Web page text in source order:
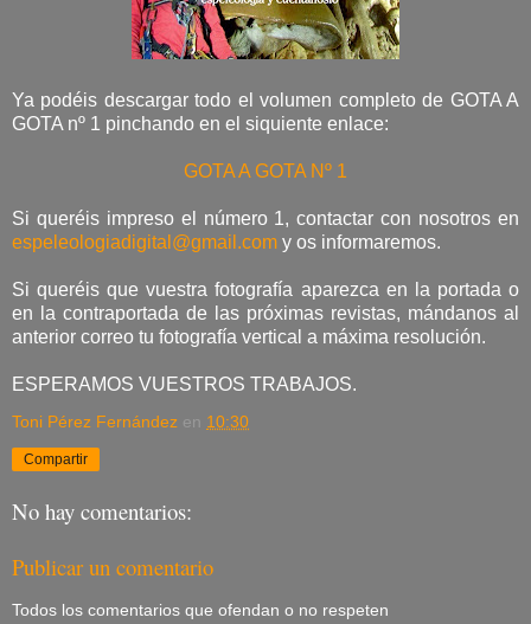
Ya podéis descargar todo el volumen completo de GOTA A
GOTA nº 1 pinchando en el siquiente enlace:
GOTA A GOTA Nº 1
Si queréis impreso el número 1, contactar con nosotros en
espeleologiadigital@gmail.com y os informaremos.
Si queréis que vuestra fotografía aparezca en la portada o
en la contraportada de las próximas revistas, mándanos al
anterior correo tu fotografía vertical a máxima resolución.
ESPERAMOS VUESTROS TRABAJOS.
Toni Pérez Fernández en 10:30
Compartir
No hay comentarios:
Publicar un comentario
Todos los comentarios que ofendan o no respeten